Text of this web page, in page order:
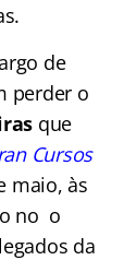
de
perder o
que
Cursos
maio, às
no o
da